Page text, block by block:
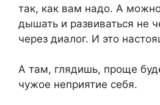
так, как вам надо. А
дышать и развиваться не
через диалог. И это
А там, глядишь, проще
чужое неприятие себя.